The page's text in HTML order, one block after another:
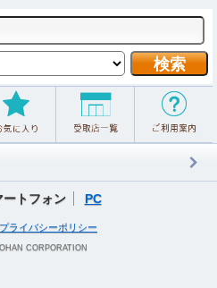
ートフォン PC
プライバシーポリシー
CORPORATION